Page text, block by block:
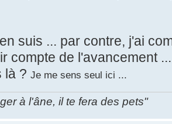
suis ... par contre, j'ai
compte de l'avancement
là ? Je me sens seul ici ...
à l'âne, il te fera des pets"